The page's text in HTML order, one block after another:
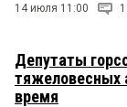
14 июля 11:00
Депутаты
тяжеловесных
время